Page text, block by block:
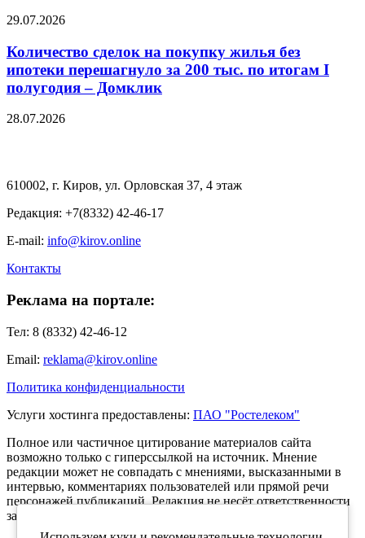
29.07.2026
Количество сделок на покупку жилья без
ипотеки перешагнуло за 200 тыс. по итогам I
полугодия – Домклик
28.07.2026
610002, г. Киров, ул. Орловская 37, 4 этаж
Редакция: +7(8332) 42-46-17
E-mail: info@kirov.online
Контакты
Реклама на портале:
Тел: 8 (8332) 42-46-12
Email: reklama@kirov.online
Политика конфиденциальности
Услуги хостинга предоставлены: ПАО "Ростелеком"
Полное или частичное цитирование материалов сайта
возможно только с гиперссылкой на источник. Мнение
редакции может не совпадать с мнениями, высказанными в
интервью, комментариях пользователей или прямой речи
персонажей публикаций. Редакция не несёт ответственности
за текст комментариев читателей.